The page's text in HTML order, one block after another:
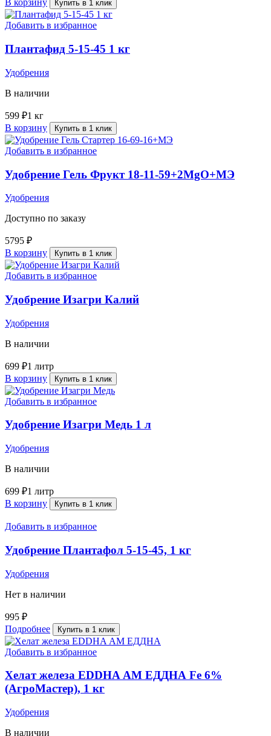
В корзину Купить в 1 клик
Добавить в избранное
Плантафид 5-15-45 1 кг
Удобрения
В наличии
599 ₽1 кг
В корзину
Купить в 1 клик
Добавить в избранное
Удобрение Гель Фрукт 18-11-59+2MgO+МЭ
Удобрения
Доступно по заказу
5795 ₽
В корзину
Купить в 1 клик
Добавить в избранное
Удобрение Изагри Калий
Удобрения
В наличии
699 ₽1 литр
В корзину
Купить в 1 клик
Добавить в избранное
Удобрение Изагри Медь 1 л
Удобрения
В наличии
699 ₽1 литр
В корзину
Купить в 1 клик
Добавить в избранное
Удобрение Плантафол 5-15-45, 1 кг
Удобрения
Нет в наличии
995 ₽
Подробнее
Купить в 1 клик
Добавить в избранное
Хелат железа EDDHA АМ ЕДДНА Fe 6%
(АгроМастер), 1 кг
Удобрения
В наличии